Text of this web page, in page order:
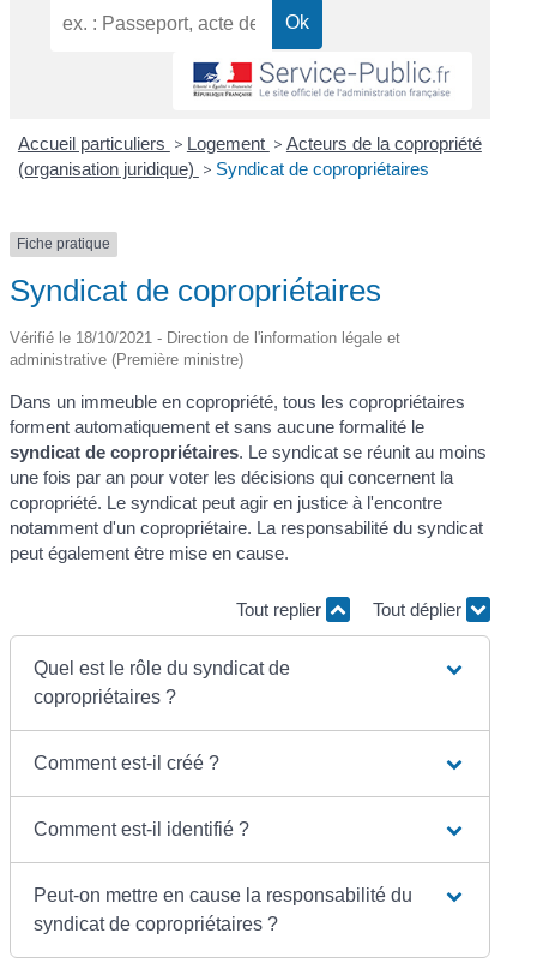
Accueil particuliers > Logement > Acteurs de la copropriété
(organisation juridique) > Syndicat de copropriétaires
Fiche pratique
Syndicat de copropriétaires
Vérifié le 18/10/2021 - Direction de l'information légale et
administrative (Première ministre)
Dans un immeuble en copropriété, tous les copropriétaires
forment automatiquement et sans aucune formalité le
syndicat de copropriétaires. Le syndicat se réunit au moins
une fois par an pour voter les décisions qui concernent la
copropriété. Le syndicat peut agir en justice à l'encontre
notamment d'un copropriétaire. La responsabilité du syndicat
peut également être mise en cause.
Tout replier Tout déplier
Quel est le rôle du syndicat de
copropriétaires ?
Comment est-il créé ?
Comment est-il identifié ?
Peut-on mettre en cause la responsabilité du
syndicat de copropriétaires ?